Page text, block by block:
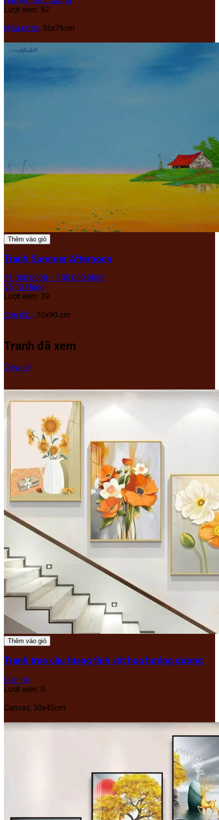
Lượt xem: 92
Màu nước, 56x76cm
Thêm vào giỏ
Tranh Summer Afternoon
51.000.000₫ – 100.000.000₫
Võ Tá Hùng
Lượt xem: 39
Sơn dầu, 70x90 cm
Tranh đã xem
View all
Thêm vào giỏ
Tranh treo cầu thang tĩnh vật hoa hướng dương
Liên hệ
Lượt xem: 0
Canvas, 30x45cm